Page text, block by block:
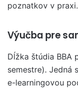
poznatkov v praxi.
Výučba pre
Dĺžka štúdia BBA
semestre). Jedná
e-learningovou